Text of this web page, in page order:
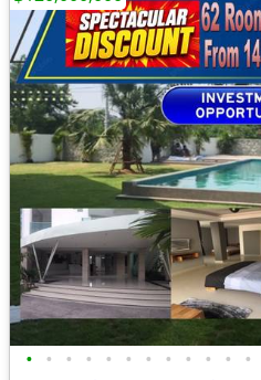
• • • • • • • • • • • •